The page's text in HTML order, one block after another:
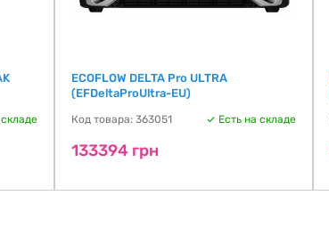
ECOFLOW DELTA Pro ULTRA
(EFDeltaProUltra-EU)
Код товара: 363051 Есть на складе
133394 грн